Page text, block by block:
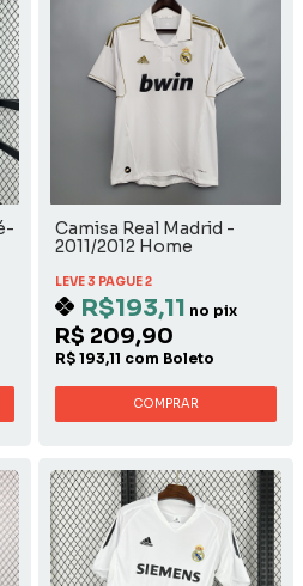
Camisa Real Madrid -
2011/2012 Home
LEVE 3 PAGUE 2
R$193,11 no pix
R$ 209,90
R$ 193,11 com Boleto
COMPRAR